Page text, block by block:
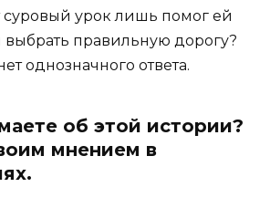
суровый урок лишь помог ей
выбрать правильную дорогу?
однозначного ответа.
об этой истории?
мнением в